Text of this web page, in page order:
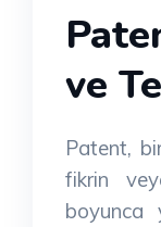
ve
Patent,
fikrin
boyunca